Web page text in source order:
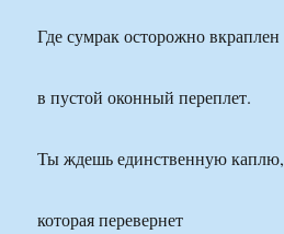
Где сумрак осторожно вкраплен
в пустой оконный переплет.
Ты ждешь единственную каплю,
которая перевернет